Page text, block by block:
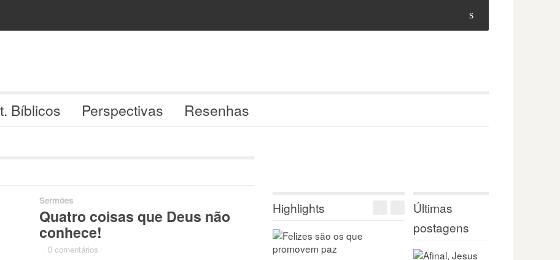
s
Bíblicos Perspectivas Resenhas
Sermões
Quatro coisas que Deus não
conhece!
0 comentários
Highlights
Últimas
postagens